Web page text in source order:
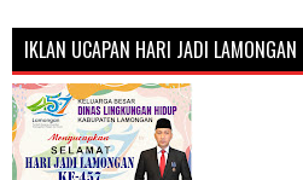
IKLAN UCAPAN HARI JADI LAMONGAN